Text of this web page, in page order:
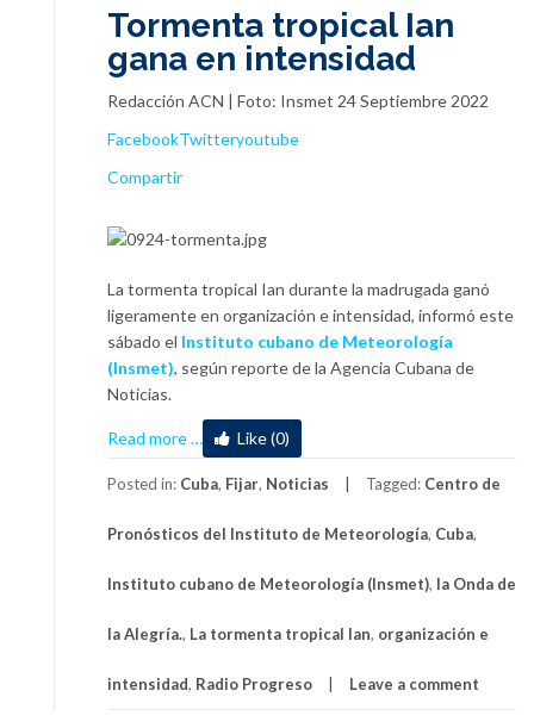
Tormenta tropical Ian
gana en intensidad
Redacción ACN | Foto: Insmet 24 Septiembre 2022
FacebookTwitteryoutube
Compartir
La tormenta tropical Ian durante la madrugada ganó
ligeramente en organización e intensidad, informó este
sábado el Instituto cubano de Meteorología
(Insmet), según reporte de la Agencia Cubana de
Noticias.
Read more
about
Tormenta
tropical
gana
intensidad
… Like (0)
Posted in: Cuba, Fijar, Noticias Tagged: Centro de
Pronósticos del Instituto de Meteorología, Cuba,
Instituto cubano de Meteorología (Insmet), la Onda de
la Alegría., La tormenta tropical Ian, organización e
intensidad, Radio Progreso Leave a comment